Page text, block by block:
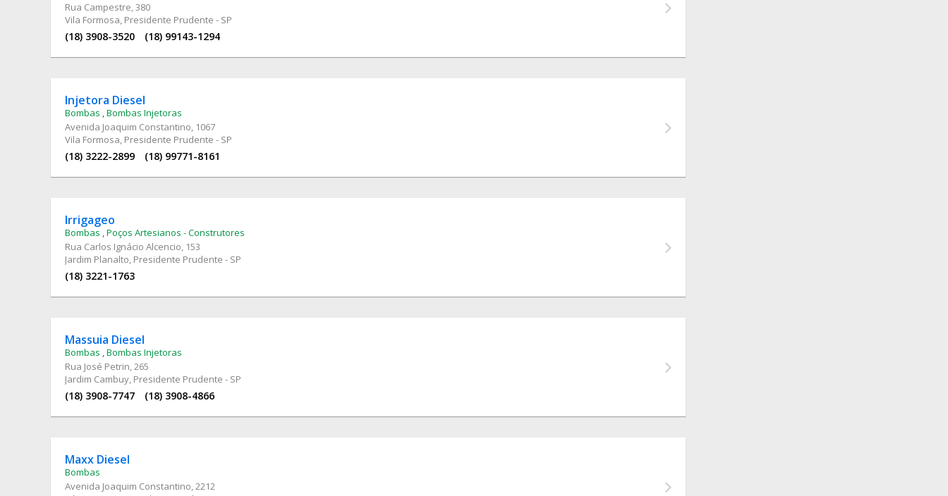
Rua Campestre, 380
Vila Formosa, Presidente Prudente - SP
(18) 3908-3520 (18) 99143-1294
Injetora Diesel
Bombas ,Bombas Injetoras
Avenida Joaquim Constantino, 1067
Vila Formosa, Presidente Prudente - SP
(18) 3222-2899 (18) 99771-8161
Irrigageo
Bombas ,Poços Artesianos - Construtores
Rua Carlos Ignácio Alcencio, 153
Jardim Planalto, Presidente Prudente - SP
(18) 3221-1763
Massuia Diesel
Bombas ,Bombas Injetoras
Rua José Petrin, 265
Jardim Cambuy, Presidente Prudente - SP
(18) 3908-7747 (18) 3908-4866
Maxx Diesel
Bombas
Avenida Joaquim Constantino, 2212